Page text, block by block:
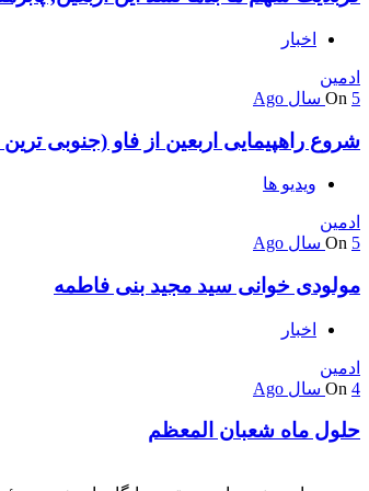
اخبار
ادمین
On 5 سال Ago
شروع راهپیمایی اربعین از فاو (جنوبی
ویدیو ها
ادمین
On 5 سال Ago
مولودی خوانی سید مجید بنی فاطمه
اخبار
ادمین
On 4 سال Ago
حلول ماه شعبان المعظم